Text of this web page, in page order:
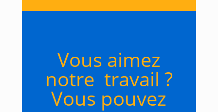
Vous aimez
notre travail ?
Vous pouvez